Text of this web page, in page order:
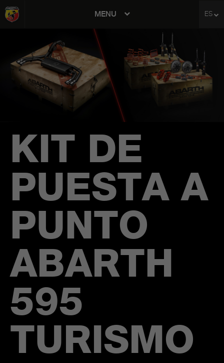
MENU ES
KIT DE
PUESTA A
PUNTO
ABARTH
595
TURISMO